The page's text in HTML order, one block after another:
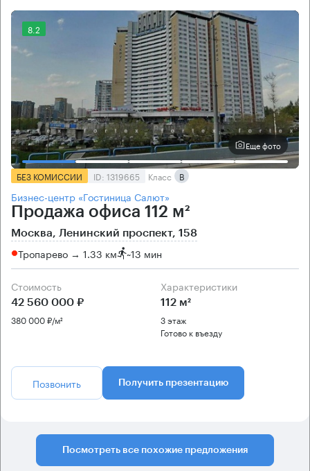
8.2
Еще фото
БЕЗ КОМИССИИ ID: 1319665 Класс B
Бизнес-центр «Гостиница Салют»
Продажа офиса 112 м²
Москва, Ленинский проспект, 158
Тропарево → 1.33 км ~13 мин
Стоимость
42 560 000 ₽
380 000 ₽/м²
Характеристики
112 м²
3 этаж
Готово к въезду
Позвонить Получить презентацию
Посмотреть все похожие предложения